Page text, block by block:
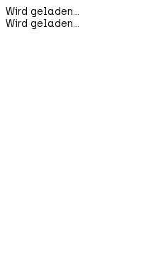
Wird geladen...
Wird geladen...